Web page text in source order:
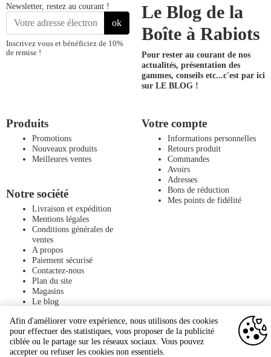
Newsletter, restez au courant !
ok
Inscrivez vous et bénéficiez de 10%
de remise !
Le Blog de la
Boîte à Rabiots
Pour rester au courant de nos
actualités, présentation des
gammes, conseils etc...c'est par ici
sur LE BLOG !
Produits
Promotions
Nouveaux produits
Meilleures ventes
Notre société
Livraison et expédition
Mentions légales
Conditions générales de
ventes
A propos
Paiement sécurisé
Contactez-nous
Plan du site
Magasins
Le blog
Votre compte
Informations personnelles
Retours produit
Commandes
Avoirs
Adresses
Bons de réduction
Mes points de fidélité
Afin d'améliorer votre expérience, nous utilisons des cookies
pour effectuer des statistiques, vous proposer de la publicité
ciblée ou le partage sur les réseaux sociaux. Vous pouvez
accepter ou refuser les cookies non essentiels.